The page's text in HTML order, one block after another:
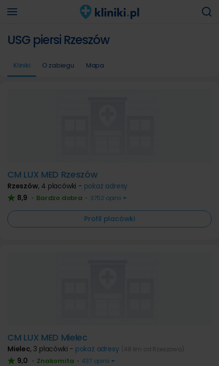
USG piersi Rzeszów
Kliniki O zabiegu Mapa
CM LUX MED Rzeszów
Rzeszów, 4 placówki - pokaż adresy
8,9 • Bardzo dobra • 3752 opinii
Profil placówki
CM LUX MED Mielec
Mielec,3 placówki - pokaż adresy (48 km od Rzeszowa)
9,0 • Znakomita • 437 opinii